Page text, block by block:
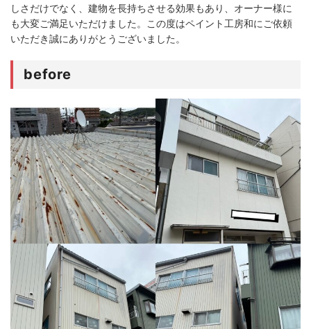
しさだけでなく、建物を長持ちさせる効果もあり、オーナー様に
も大変ご満足いただけました。この度はペイント工房和にご依頼
いただき誠にありがとうございました。
before